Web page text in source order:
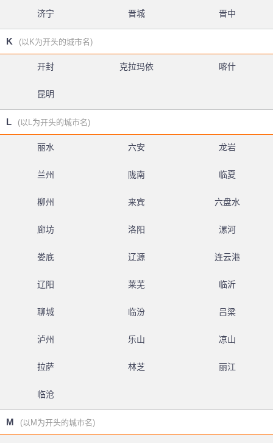
济宁 晋城 晋中
K (以K为开头的城市名)
开封 克拉玛依 喀什
昆明
L (以L为开头的城市名)
丽水 六安 龙岩
兰州 陇南 临夏
柳州 来宾 六盘水
廊坊 洛阳 漯河
娄底 辽源 连云港
辽阳 莱芜 临沂
聊城 临汾 吕梁
泸州 乐山 凉山
拉萨 林芝 丽江
临沧
M (以M为开头的城市名)